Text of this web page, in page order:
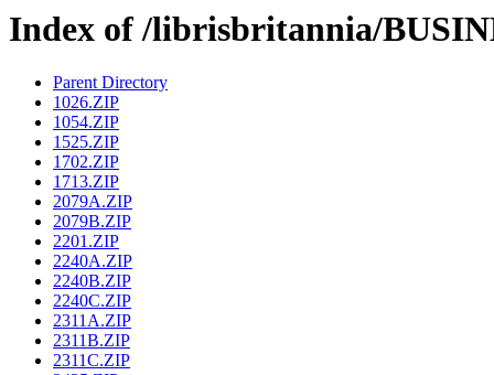
Index of /librisbritannia/
Parent Directory
1026.ZIP
1054.ZIP
1525.ZIP
1702.ZIP
1713.ZIP
2079A.ZIP
2079B.ZIP
2201.ZIP
2240A.ZIP
2240B.ZIP
2240C.ZIP
2311A.ZIP
2311B.ZIP
2311C.ZIP